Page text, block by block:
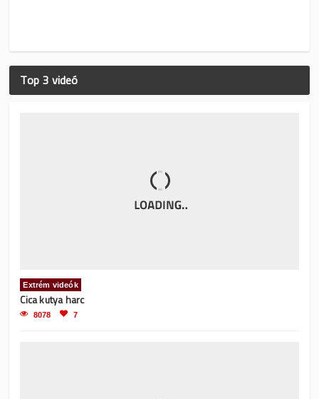
Top 3 videó
Extrém videók
Cica kutya harc
8078 7